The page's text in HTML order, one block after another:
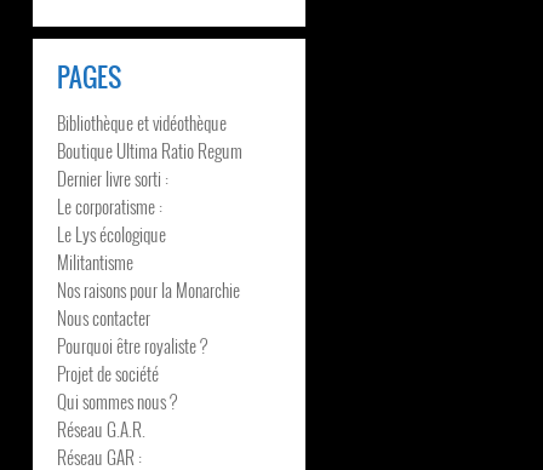
PAGES
Bibliothèque et vidéothèque
Boutique Ultima Ratio Regum
Dernier livre sorti :
Le corporatisme :
Le Lys écologique
Militantisme
Nos raisons pour la Monarchie
Nous contacter
Pourquoi être royaliste ?
Projet de société
Qui sommes nous ?
Réseau G.A.R.
Réseau GAR :